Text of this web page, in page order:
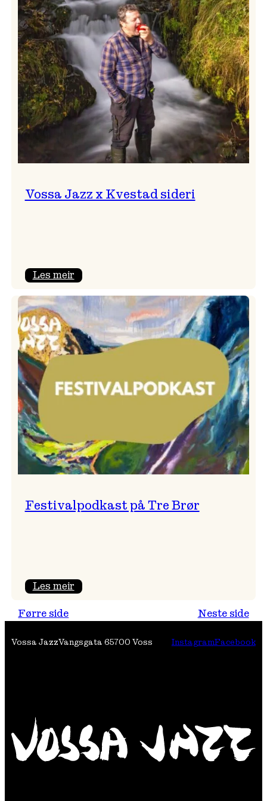
svingar!
Vossa Jazz x Kvestad sideri
Les meir:
Jazz
Kvestad
sideri
Festivalpodkast på Tre Brør
Les meir:
Brør
Førre side Neste side
Vossa JazzVangsgata 65700 Voss InstagramFacebook